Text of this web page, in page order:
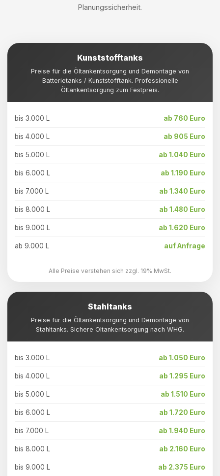
Planungssicherheit.
Kunststofftanks
Preise für die Öltankentsorgung und Demontage von
Batterietanks / Kunststofftank. Professionelle
Öltankentsorgung zum Festpreis.
bis 3.000 L ab 760 Euro
bis 4.000 L ab 905 Euro
bis 5.000 L ab 1.040 Euro
bis 6.000 L ab 1.190 Euro
bis 7.000 L ab 1.340 Euro
bis 8.000 L ab 1.480 Euro
bis 9.000 L ab 1.620 Euro
ab 9.000 L auf Anfrage
Alle Preise verstehen sich zzgl. 19% MwSt.
Stahltanks
Preise für die Öltankentsorgung und Demontage von
Stahltanks. Sichere Öltankentsorgung nach WHG.
bis 3.000 L ab 1.050 Euro
bis 4.000 L ab 1.295 Euro
bis 5.000 L ab 1.510 Euro
bis 6.000 L ab 1.720 Euro
bis 7.000 L ab 1.940 Euro
bis 8.000 L ab 2.160 Euro
bis 9.000 L ab 2.375 Euro